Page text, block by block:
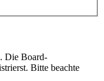
Die Board-
Bitte beachte